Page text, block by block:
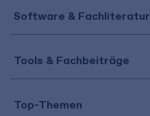
Software & Fachliteratur
Tools & Fachbeiträge
Top-Themen